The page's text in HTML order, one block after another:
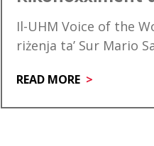
Il-UHM Voice of the
riżenja ta’ Sur Mario
servizz tiegħu,…
READ MORE